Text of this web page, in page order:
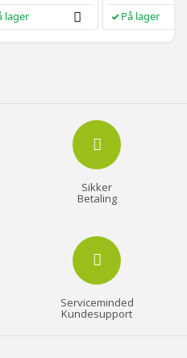
lager
hvid/greige
På lager
Sikker
Betaling
Serviceminded
Kundesupport